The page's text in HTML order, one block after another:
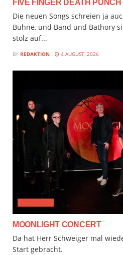
FIVE FINGER DEATH
Die neuen Songs schreien ja
Bühne, und Band und Bathory
stolz auf...
BY REDAKTION 4 AUGUST, 2026
MOONLIGHT CONCERT
Da hat Herr Schweiger mal
Start gebracht.